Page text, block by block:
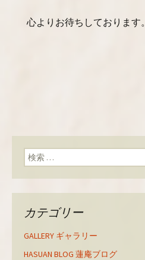
心よりお待ちしております。
検索:
カテゴリー
GALLERY ギャラリー
HASUAN BLOG 蓮庵ブログ